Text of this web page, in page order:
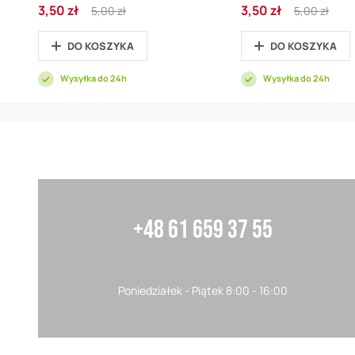
Cena
promocyjna
3,50 zł
Regular
Price
5,00 zł
DO KOSZYKA
Wysyłka do 24h
Cena
promocyjna
3,50 zł
Regular
Price
5,00 zł
DO KOSZYKA
Wysyłka do 24h
+48 61 659 37 55
Poniedziałek - Piątek 8:00 - 16:00